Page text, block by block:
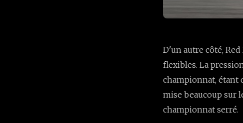
D'un autre côté,
flexibles. La
championnat, étant
mise beaucoup sur
championnat serré.